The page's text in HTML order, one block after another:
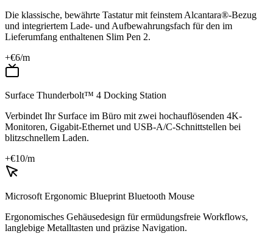
Die klassische, bewährte Tastatur mit feinstem Alcantara®-Bezug
und integriertem Lade- und Aufbewahrungsfach für den im
Lieferumfang enthaltenen Slim Pen 2.
+€6/m
Surface Thunderbolt™ 4 Docking Station
Verbindet Ihr Surface im Büro mit zwei hochauflösenden 4K-
Monitoren, Gigabit-Ethernet und USB-A/C-Schnittstellen bei
blitzschnellem Laden.
+€10/m
Microsoft Ergonomic Blueprint Bluetooth Mouse
Ergonomisches Gehäusedesign für ermüdungsfreie Workflows,
langlebige Metalltasten und präzise Navigation.